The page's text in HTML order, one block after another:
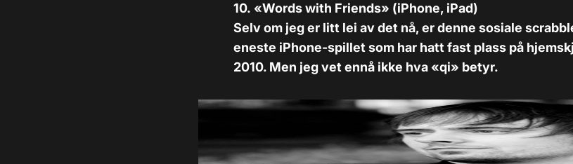
10. «Words with Friends» (iPhone, iPad)
Selv om jeg er litt lei av det nå, er denne sosiale
eneste iPhone-spillet som har hatt fast plass på
2010. Men jeg vet ennå ikke hva «qi» betyr.